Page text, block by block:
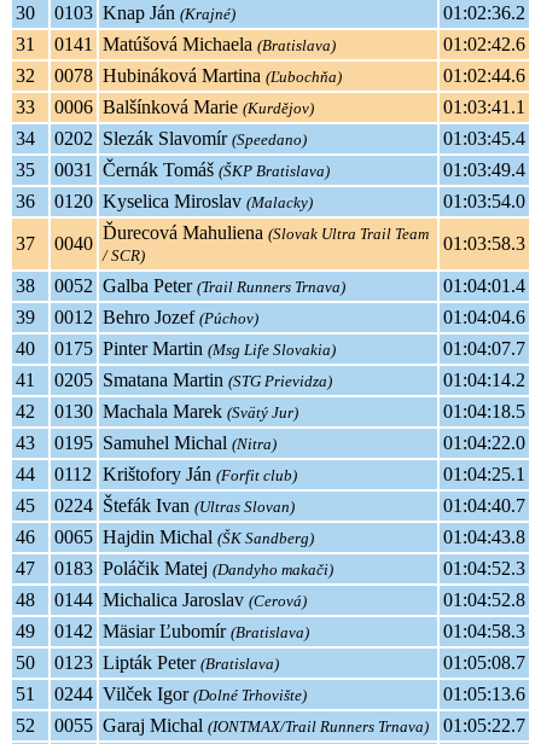
30
0103 Knap Ján (Krajné)
01:02:36.2
31
0141 Matúšová Michaela (Bratislava)
01:02:42.6
32
0078 Hubináková Martina (Ľubochňa)
01:02:44.6
33
0006 Balšínková Marie (Kurdějov)
01:03:41.1
34
0202 Slezák Slavomír (Speedano)
01:03:45.4
35
0031 Černák Tomáš (ŠKP Bratislava)
01:03:49.4
36
0120 Kyselica Miroslav (Malacky) 01:03:54.0
37 0040
Ďurecová Mahuliena (Slovak Ultra Trail Team
/ SCR)
01:03:58.3
38 0052 Galba Peter (Trail Runners Trnava)
01:04:01.4
39
0012 Behro Jozef (Púchov)
01:04:04.6
40
0175 Pinter Martin (Msg Life Slovakia)
01:04:07.7
41
0205 Smatana Martin (STG Prievidza)
01:04:14.2
42
0130 Machala Marek (Svätý Jur)
01:04:18.5
43
0195 Samuhel Michal (Nitra)
01:04:22.0
44
0112 Krištofory Ján (Forfit club)
01:04:25.1
45
0224 Štefák Ivan (Ultras Slovan)
01:04:40.7
46
0065 Hajdin Michal (ŠK Sandberg)
01:04:43.8
47
0183 Poláčik Matej (Dandyho makači)
01:04:52.3
48
0144 Michalica Jaroslav (Cerová)
01:04:52.8
49
0142 Mäsiar Ľubomír (Bratislava)
01:04:58.3
50
0123 Lipták Peter (Bratislava)
01:05:08.7
51
0244 Vilček Igor (Dolné Trhovište)
01:05:13.6
52
0055 Garaj Michal (IONTMAX/Trail Runners Trnava)
01:05:22.7